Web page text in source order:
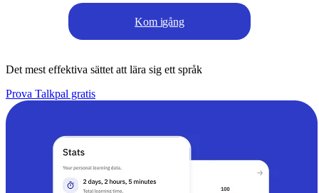
Kom igång
Det mest effektiva sättet att lära sig ett språk
Prova Talkpal gratis